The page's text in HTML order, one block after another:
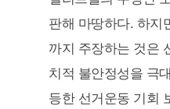
판해 마땅하다. 하지
까지 주장하는 것은
치적 불안정성을 극
등한 선거운동 기회